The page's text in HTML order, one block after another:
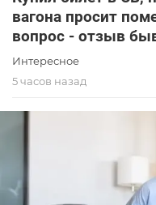
вагона просит
вопрос - отзыв
Интересное
5 часов назад